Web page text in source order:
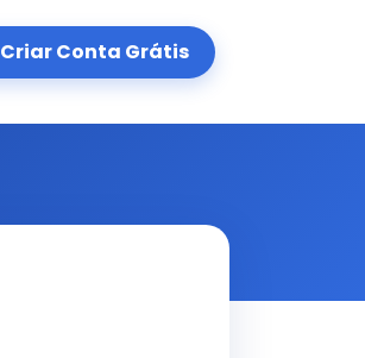
Criar Conta Grátis